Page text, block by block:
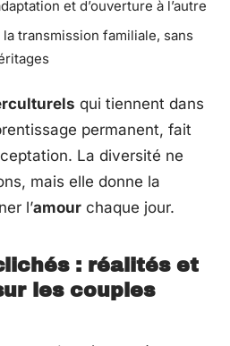
et d’ouverture à l’autre
transmission familiale, sans
qui tiennent dans
permanent, fait
La diversité ne
mais elle donne la
l’amour chaque jour.
: réalités et
les couples